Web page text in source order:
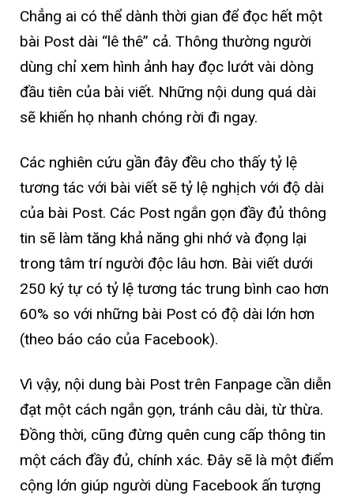
Chẳng ai có thể dành thời gian để đọc hết một
bài Post dài “lê thê” cả. Thông thường người
dùng chỉ xem hình ảnh hay đọc lướt vài dòng
đầu tiên của bài viết. Những nội dung quá dài
sẽ khiến họ nhanh chóng rời đi ngay.
Các nghiên cứu gần đây đều cho thấy tỷ lệ
tương tác với bài viết sẽ tỷ lệ nghịch với độ dài
của bài Post. Các Post ngắn gọn đầy đủ thông
tin sẽ làm tăng khả năng ghi nhớ và đọng lại
trong tâm trí người độc lâu hơn. Bài viết dưới
250 ký tự có tỷ lệ tương tác trung bình cao hơn
60% so với những bài Post có độ dài lớn hơn
(theo báo cáo của Facebook).
Vì vậy, nội dung bài Post trên Fanpage cần diễn
đạt một cách ngắn gọn, tránh câu dài, từ thừa.
Đồng thời, cũng đừng quên cung cấp thông tin
một cách đầy đủ, chính xác. Đây sẽ là một điểm
cộng lớn giúp người dùng Facebook ấn tượng